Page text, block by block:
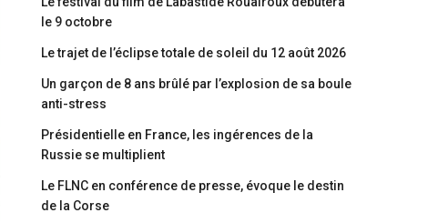
le 9 octobre
Le trajet de l’éclipse totale de soleil du 12 août 2026
Un garçon de 8 ans brûlé par l’explosion de sa boule
anti-stress
Présidentielle en France, les ingérences de la
Russie se multiplient
Le FLNC en conférence de presse, évoque le destin
de la Corse